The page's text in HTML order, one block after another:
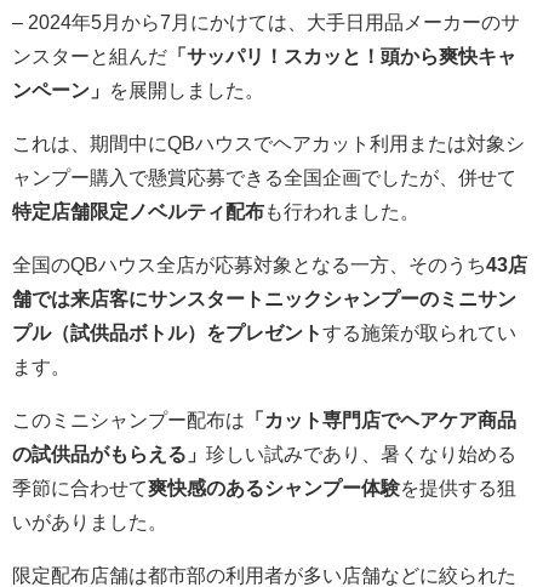
– 2024年5月から7月にかけては、大手日用品メーカーのサ
ンスターと組んだ 「サッパリ！スカッと！頭から爽快キャ
ンペーン」
を展開しました。
これは、期間中にQBハウスでヘアカット利用または対象シ
ャンプー購入で懸賞応募できる全国企画でしたが、併せて
特定店舗限定ノベルティ配布も行われました。
全国のQBハウス全店が応募対象となる一方、そのうち43店
舗では来店客にサンスタートニックシャンプーのミニサン
プル（試供品ボトル）をプレゼントする施策が取られてい
ます。
このミニシャンプー配布は 「カット専門店でヘアケア商品
の試供品がもらえる」 珍しい試みであり、暑くなり始める
季節に合わせて爽快感のあるシャンプー体験を提供する狙
いがありました。
限定配布店舗は都市部の利用者が多い店舗などに絞られた